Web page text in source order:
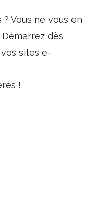
Vous ne vous en
dès
sites e-
!